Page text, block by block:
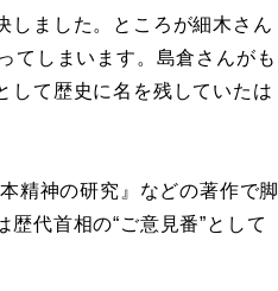
しました。ところが細木さん
てしまいます。島倉さんがも
して歴史に名を残していたは
精神の研究』などの著作で脚
代首相の“ご意見番”として